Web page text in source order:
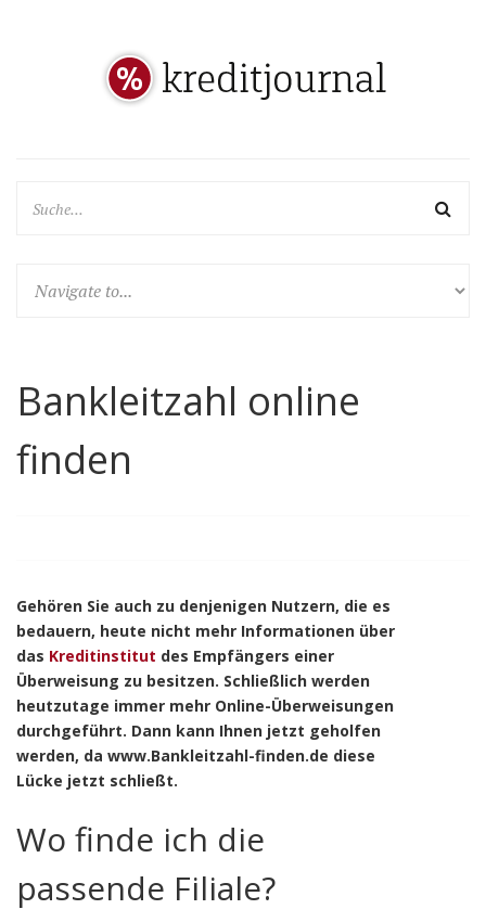
Bankleitzahl online
finden
Gehören Sie auch zu denjenigen Nutzern, die es
bedauern, heute nicht mehr Informationen über
das Kreditinstitut des Empfängers einer
Überweisung zu besitzen. Schließlich werden
heutzutage immer mehr Online-Überweisungen
durchgeführt. Dann kann Ihnen jetzt geholfen
werden, da www.Bankleitzahl-finden.de diese
Lücke jetzt schließt.
Wo finde ich die
passende Filiale?